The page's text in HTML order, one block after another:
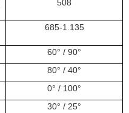
508
685-1.135
60° / 90°
80° / 40°
0° / 100°
30° / 25°